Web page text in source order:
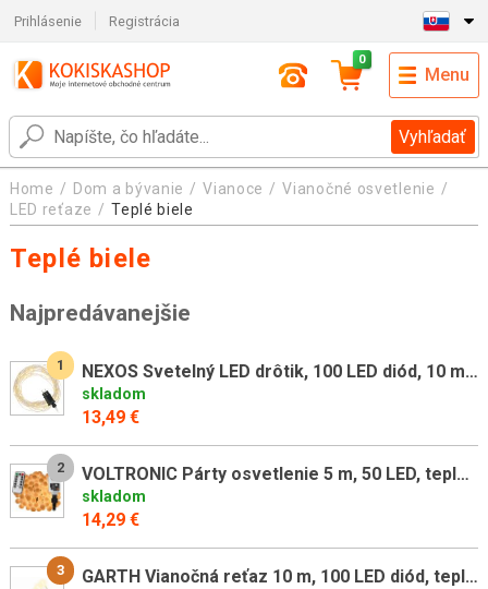
Prihlásenie Registrácia
Vyhľadať
0
Menu
Home Dom a bývanie Vianoce
Vianočné osvetlenie
LED reťaze
Teplé biele
Teplé biele
Najpredávanejšie
1 NEXOS Svetelný LED drôtik, 100 LED diód, 10 m, teplo biela
skladom
13,49 €
2 VOLTRONIC Párty osvetlenie 5 m, 50 LED, teplá biela, ovládač
skladom
14,29 €
3 GARTH Vianočná reťaz 10 m, 100 LED diód, teplá biela